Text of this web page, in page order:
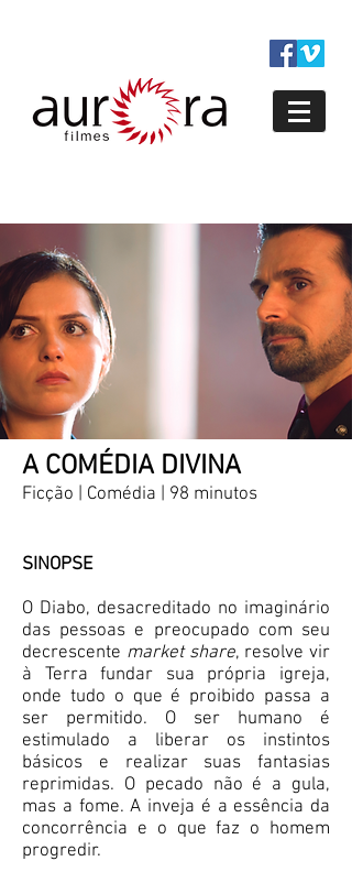
A COMÉDIA DIVINA
Ficção | Comédia | 98 minutos
SINOPSE
O Diabo, desacreditado no imaginário
das pessoas e preocupado com seu
decrescente market share, resolve vir
à Terra fundar sua própria igreja,
onde tudo o que é proibido passa a
ser permitido. O ser humano é
estimulado a liberar os instintos
básicos e realizar suas fantasias
reprimidas. O pecado não é a gula,
mas a fome. A inveja é a essência da
concorrência e o que faz o homem
progredir.